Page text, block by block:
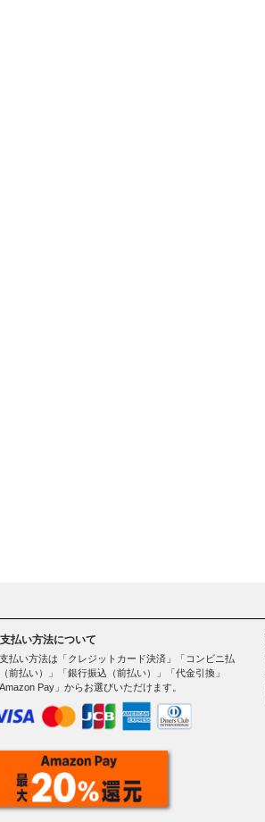
払い方法について
払い方法は「クレジットカード決済」「コンビニ払
前払い）」「銀行振込（前払い）」「代金引換」
Amazon Pay」からお選びいただけます。